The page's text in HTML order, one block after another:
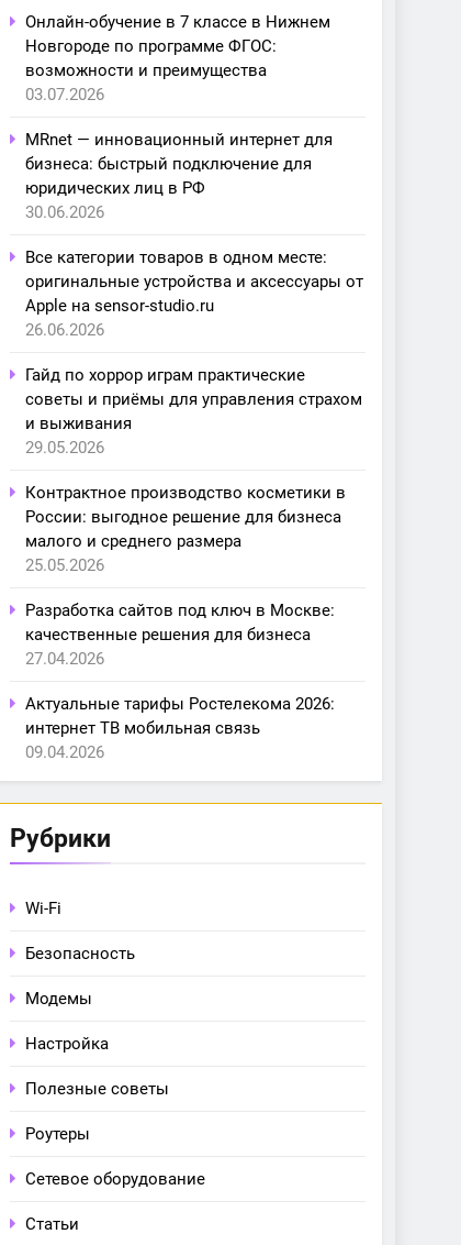
Онлайн-обучение в 7 классе в Нижнем
Новгороде по программе ФГОС:
возможности и преимущества
03.07.2026
MRnet — инновационный интернет для
бизнеса: быстрый подключение для
юридических лиц в РФ
30.06.2026
Все категории товаров в одном месте:
оригинальные устройства и аксессуары от
Apple на sensor-studio.ru
26.06.2026
Гайд по хоррор играм практические
советы и приёмы для управления страхом
и выживания
29.05.2026
Контрактное производство косметики в
России: выгодное решение для бизнеса
малого и среднего размера
25.05.2026
Разработка сайтов под ключ в Москве:
качественные решения для бизнеса
27.04.2026
Актуальные тарифы Ростелекома 2026:
интернет ТВ мобильная связь
09.04.2026
Рубрики
Wi-Fi
Безопасность
Модемы
Настройка
Полезные советы
Роутеры
Сетевое оборудование
Статьи